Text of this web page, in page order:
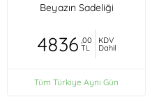
Beyazın Sadeliği
4836 ,00
TL
KDV
Dahil
Tüm Türkiye Aynı Gün